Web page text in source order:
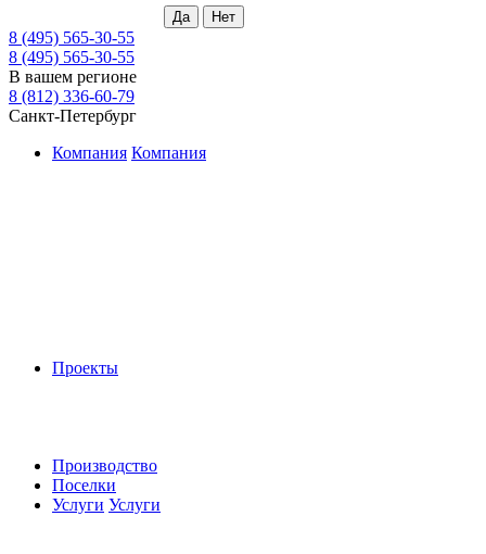
8 (495) 565-30-55
8 (495) 565-30-55
В вашем регионе
8 (812) 336-60-79
Санкт-Петербург
Компания Компания
Проекты
Производство
Поселки
Услуги Услуги